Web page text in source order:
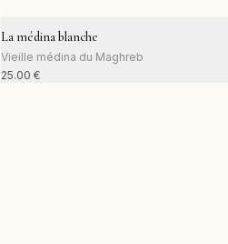
La médina blanche
Vieille médina du Maghreb
25.00 €